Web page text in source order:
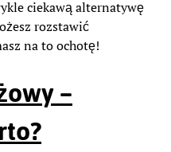
ciekawą alternatywę
rozstawić
na to ochotę!
–